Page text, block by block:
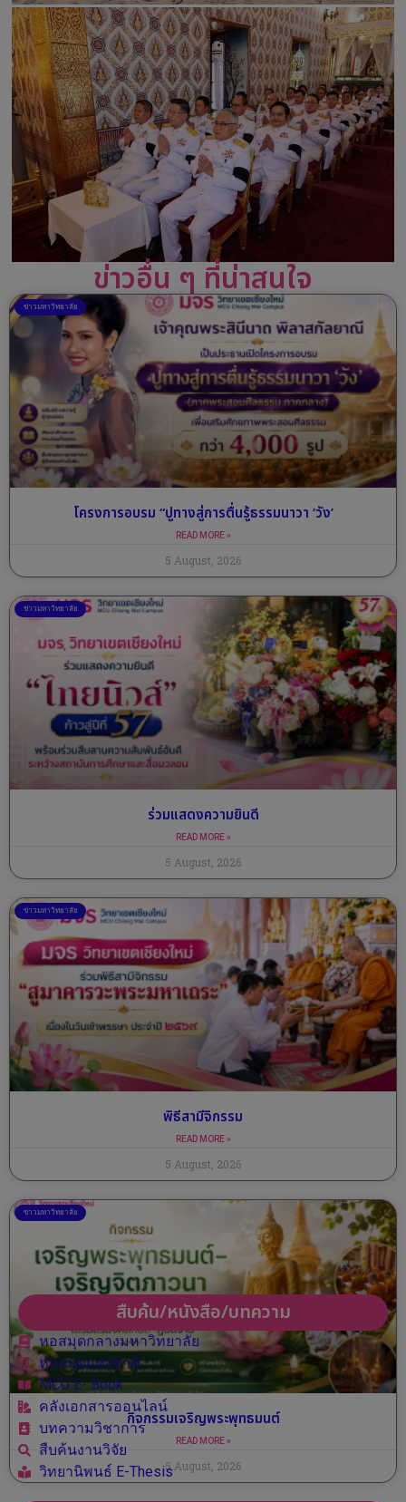
ข่าวอื่น ๆ ที่น่าสนใจ
ข่าวมหาวิทยาลัย
โครงการอบรม “ปูทางสู่การตื่นรู้ธรรมนาวา ‘วัง’
READ MORE »
5 August, 2026
ข่าวมหาวิทยาลัย
ร่วมแสดงความยินดี
READ MORE »
5 August, 2026
ข่าวมหาวิทยาลัย
พิธีสามีจิกรรม
READ MORE »
5 August, 2026
ข่าวมหาวิทยาลัย
กิจกรรมเจริญพระพุทธมนต์
READ MORE »
5 August, 2026
สืบค้น/หนังสือ/บทความ
หอสมุดกลางมหาวิทยาลัย
หอสมุดแห่งชาติ
MCU E- Book
คลังเอกสารออนไลน์
บทความวิชาการ
สืบค้นงานวิจัย
วิทยานิพนธ์ E-Thesis